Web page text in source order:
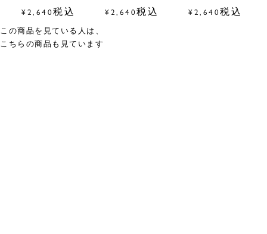
¥2,640税込
¥2,640税込
¥2,640税込
この商品を見ている人は、
こちらの商品も見ています